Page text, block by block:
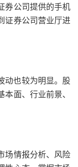
券公司提供的手机
证券公司营业厅进
动也较为明显。股
面、行业前景、
场情报分析、风险